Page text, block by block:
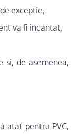
exceptie;
va fi incantat;
si, de asemenea,
atat pentru PVC,